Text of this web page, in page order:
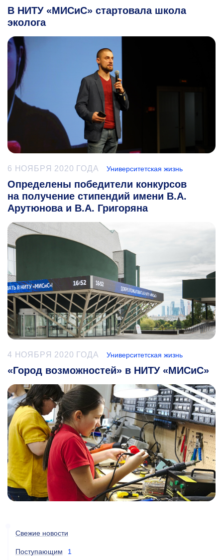
В НИТУ «МИСиС» стартовала школа
эколога
6 НОЯБРЯ 2020 ГОДА Университетская жизнь
Определены победители конкурсов
на получение стипендий имени В.А.
Арутюнова и В.А. Григоряна
4 НОЯБРЯ 2020 ГОДА Университетская жизнь
«Город возможностей» в НИТУ «МИСиС»
Свежие новости
Поступающим 1